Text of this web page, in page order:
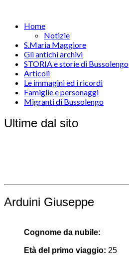
Home
Notizie
S.Maria Maggiore
Gli antichi archivi
STORIA e storie di Bussolengo
Articoli
Le immagini ed i ricordi
Famiglie e personaggi
Migranti di Bussolengo
Ultime dal sito
Arduini Giuseppe
Cognome da nubile:
Età del primo viaggio: 25